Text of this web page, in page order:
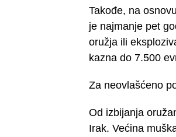
Takođe, na
je najmanje pet
oružja ili
kazna do 7.500
Za neovlašćeno
Od izbijanja
Irak. Većina